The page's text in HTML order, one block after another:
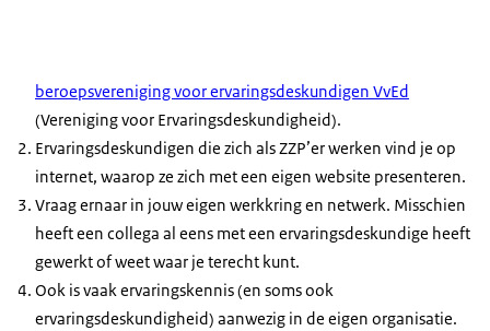
beroepsvereniging voor ervaringsdeskundigen VvEd
(Vereniging voor Ervaringsdeskundigheid).
Ervaringsdeskundigen die zich als ZZP’er werken vind je op
internet, waarop ze zich met een eigen website presenteren.
Vraag ernaar in jouw eigen werkkring en netwerk. Misschien
heeft een collega al eens met een ervaringsdeskundige heeft
gewerkt of weet waar je terecht kunt.
Ook is vaak ervaringskennis (en soms ook
ervaringsdeskundigheid) aanwezig in de eigen organisatie.